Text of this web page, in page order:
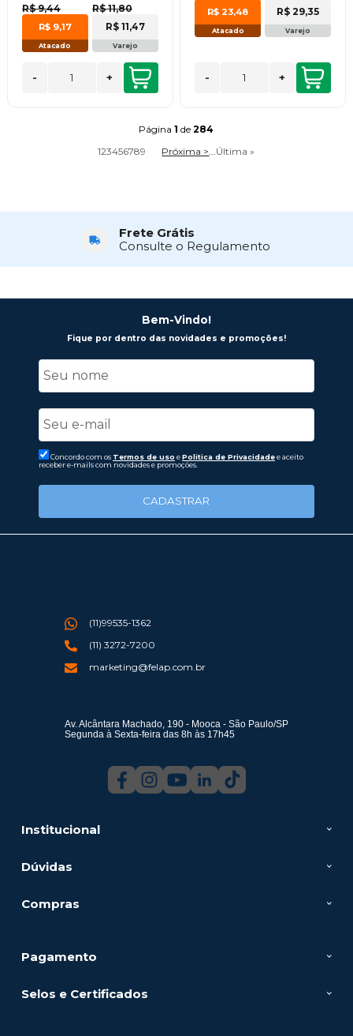
R$ 9,44
R$ 9,17
Atacado
R$ 11,80
R$ 11,47
Varejo
- +
R$ 23,48
Atacado
R$ 29,35
Varejo
- +
Página1 de284
123456789 Próxima > Última »
Frete Grátis
Consulte o Regulamento
Bem-Vindo!
Fique por dentro das novidades e promoções!
Concordo com os Termos de uso ePolitica de Privacidadee aceito
receber e-mails com novidades e promoções.
CADASTRAR
Institucional
Dúvidas
Compras
(11)99535-1362
(11) 3272-7200
marketing@felap.com.br
Av. Alcântara Machado, 190 - Mooca - São Paulo/SP
Segunda à Sexta-feira das 8h às 17h45
Pagamento
Selos e Certificados